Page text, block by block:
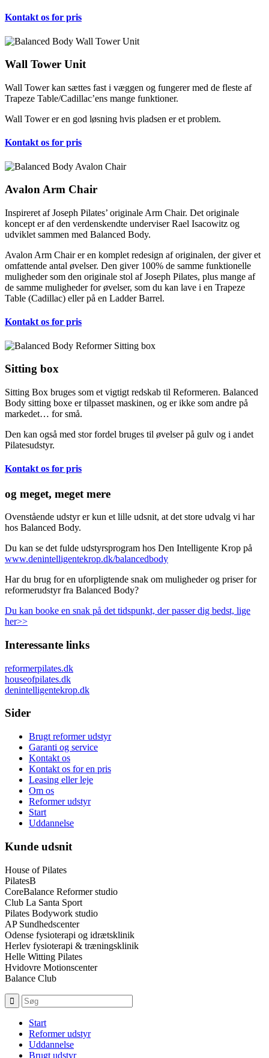
Kontakt os for pris
Wall Tower Unit
Wall Tower kan sættes fast i væggen og fungerer med de fleste af
Trapeze Table/Cadillac’ens mange funktioner.
Wall Tower er en god løsning hvis pladsen er et problem.
Kontakt os for pris
Avalon Arm Chair
Inspireret af Joseph Pilates’ originale Arm Chair. Det originale
koncept er af den verdenskendte underviser Rael Isacowitz og
udviklet sammen med Balanced Body.
Avalon Arm Chair er en komplet redesign af originalen, der giver et
omfattende antal øvelser. Den giver 100% de samme funktionelle
muligheder som den originale stol af Joseph Pilates, plus mange af
de samme muligheder for øvelser, som du kan lave i en Trapeze
Table (Cadillac) eller på en Ladder Barrel.
Kontakt os for pris
Sitting box
Sitting Box bruges som et vigtigt redskab til Reformeren. Balanced
Body sitting boxe er tilpasset maskinen, og er ikke som andre på
markedet… for små.
Den kan også med stor fordel bruges til øvelser på gulv og i andet
Pilatesudstyr.
Kontakt os for pris
og meget, meget mere
Ovenstående udstyr er kun et lille udsnit, at det store udvalg vi har
hos Balanced Body.
Du kan se det fulde udstyrsprogram hos Den Intelligente Krop på
www.denintelligentekrop.dk/balancedbody
Har du brug for en uforpligtende snak om muligheder og priser for
reformerudstyr fra Balanced Body?
Du kan booke en snak på det tidspunkt, der passer dig bedst, lige
her>>
Interessante links
reformerpilates.dk
houseofpilates.dk
denintelligentekrop.dk
Sider
Brugt reformer udstyr
Garanti og service
Kontakt os
Kontakt os for en pris
Leasing eller leje
Om os
Reformer udstyr
Start
Uddannelse
Kunde udsnit
House of Pilates
PilatesB
CoreBalance Reformer studio
Club La Santa Sport
Pilates Bodywork studio
AP Sundhedscenter
Odense fysioterapi og idrætsklinik
Herlev fysioterapi & træningsklinik
Helle Witting Pilates
Hvidovre Motionscenter
Balance Club
Start
Reformer udstyr
Uddannelse
Brugt udstyr